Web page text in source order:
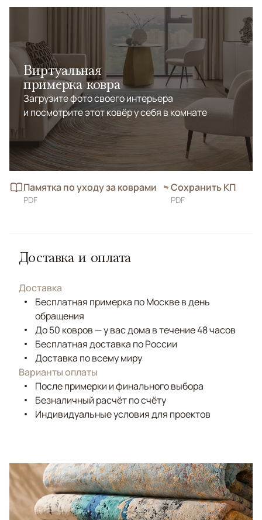
Виртуальная
примерка ковра
Загрузите фото своего интерьера
и посмотрите этот ковёр у себя в комнате
Памятка по уходу за коврами
PDF
Сохранить КП
PDF
Доставка и оплата
Доставка
Бесплатная примерка по Москве в день
обращения
До 50 ковров — у вас дома в течение 48 часов
Бесплатная доставка по России
Доставка по всему миру
Варианты оплаты
После примерки и финального выбора
Безналичный расчёт по счёту
Индивидуальные условия для проектов